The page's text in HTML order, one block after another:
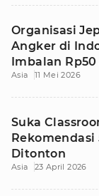
Organisasi
Angker di
Imbalan Rp50
Asia 11 Mei 2026
Suka
Ditonton
Asia 23 April 2026